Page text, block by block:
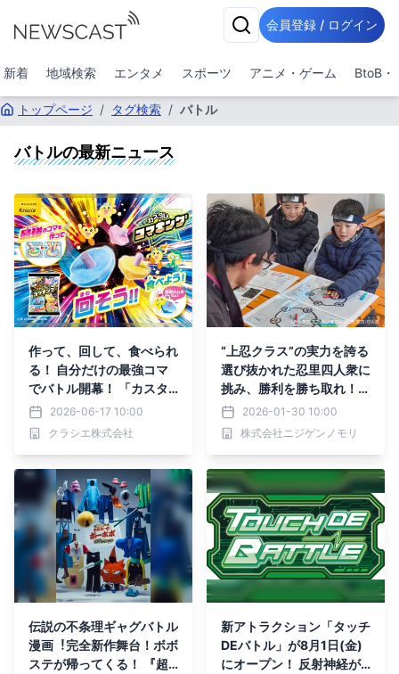
会員登録 / ログイン
新着 地域検索 エンタメ スポーツ アニメ・ゲーム BtoB・
トップページ / タグ検索 / バトル
バトルの最新ニュース
作って、回して、食べられ
る！ 自分だけの最強コマ
でバトル開幕！ 「カスタ
ム★コマキング」2026年
7月6日(月)に新発売！
2026-06-17 10:00
クラシエ株式会社
“上忍クラス”の実力を誇る
選び抜かれた忍里四人衆に
挑み、勝利を勝ち取れ！
高難易度バトル「忍里四人
衆に挑め、忍術性質変化バ
トルチャレンジ」
2026-01-30 10:00
株式会社ニジゲンノモリ
伝説の不条理ギャグバトル
漫画︕完全新作舞台！ボボ
ステが帰ってくる！ 『超
新アトラクション「タッチ
DEバトル」が8月1日(金)
にオープン！ 反射神経が